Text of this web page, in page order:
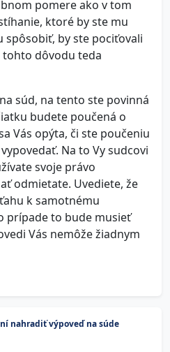
pomere ako v tom
ktoré by ste mu
spôsobiť, by ste pociťovali
tohto dôvodu teda
súd, na tento ste povinná
budete poučená o
Vás opýta, či ste poučeniu
Na to Vy sudcovi
svoje právo
odmietate. Uvediete, že
k samotnému
prípade to bude musieť
Vás nemôže žiadnym
nahradiť výpoveď na súde